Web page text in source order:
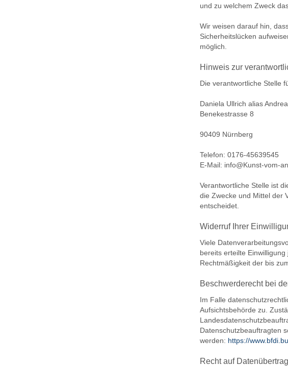
und zu welchem Zweck
Wir weisen darauf hin,
Sicherheitslücken
möglich.
Hinweis zur
Die verantwortliche Stelle
Daniela Ullrich alias
Benekestrasse 8
90409 Nürnberg
Telefon: 0176-45639545
E-Mail: info@Kunst-vom-
Verantwortliche Stelle ist
die Zwecke und Mittel der
entscheidet.
Widerruf Ihrer
Viele
bereits erteilte
Rechtmäßigkeit der bis
Beschwerderecht bei
Im Falle
Aufsichtsbehörde zu.
Datenschutzbeauftragten
werden: https://
Recht auf